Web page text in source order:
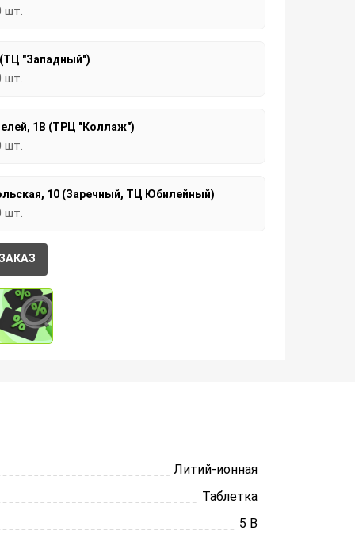
шт.
"Западный")
шт.
1В (ТРЦ "Коллаж")
шт.
10 (Заречный, ТЦ Юбилейный)
шт.
Литий-ионная
Таблетка
5 В